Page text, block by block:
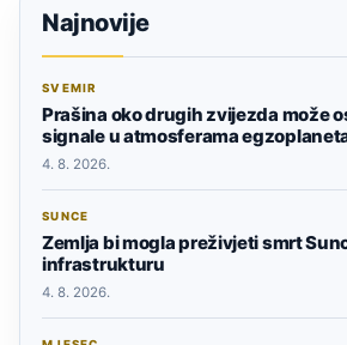
Najnovije
SVEMIR
Prašina oko drugih zvijezda može
signale u atmosferama
4. 8. 2026.
SUNCE
Zemlja bi mogla preživjeti smrt
infrastrukturu
4. 8. 2026.